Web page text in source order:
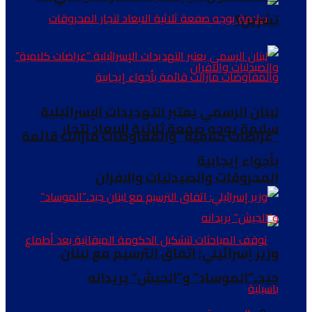
سلامة يوجه صفعة ثلاثية الابعاد لتجار
المحروقات والصيدليات والافران
تشرين؟
لبنان الرسمي يعتبر التهديدات الإسرائيلية
“عراضات كلامية” والمفاوضات مازالت قائمة
بأجواء إيجابية
وزير إسرائيلي: اتفاق الترسيم مع لبنان
جيد..”الموساد” و”الجيش” يريدانه